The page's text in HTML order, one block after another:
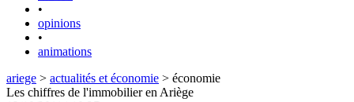
•
opinions
•
animations
ariege > actualités et économie > économie
Les chiffres de l'immobilier en Ariège